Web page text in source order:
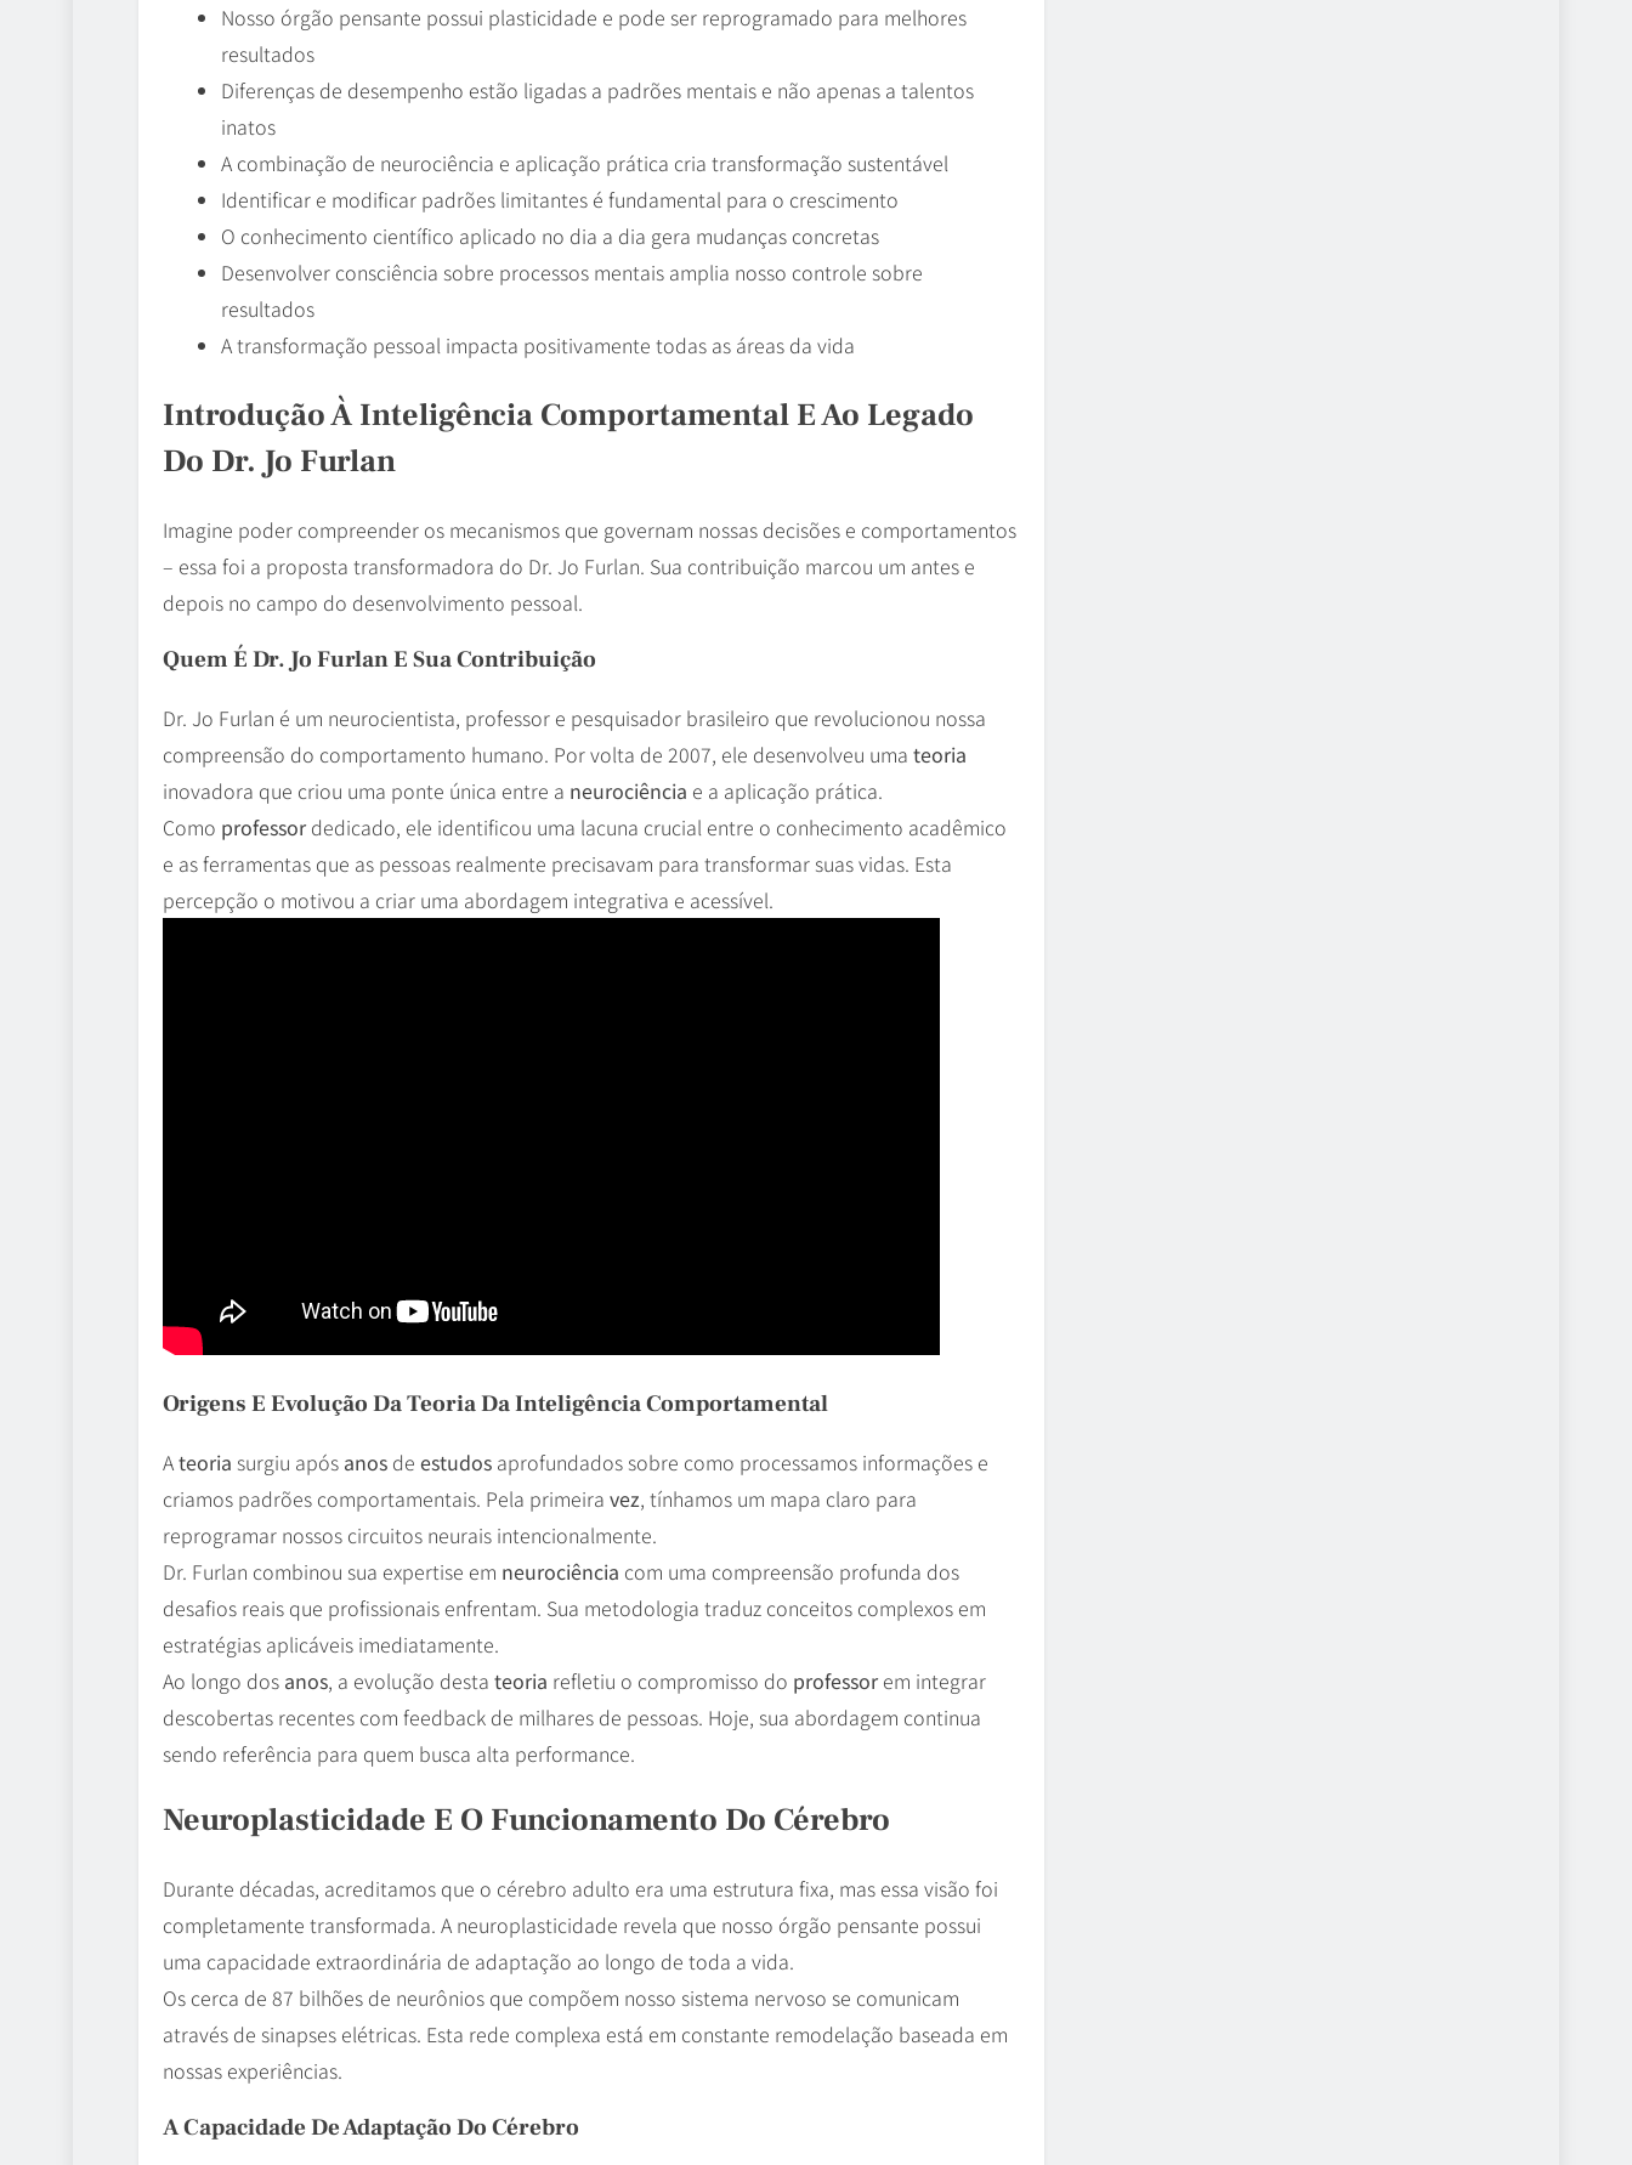
Nosso órgão pensante possui plasticidade e pode ser reprogramado para melhores
resultados
Diferenças de desempenho estão ligadas a padrões mentais e não apenas a talentos
inatos
A combinação de neurociência e aplicação prática cria transformação sustentável
Identificar e modificar padrões limitantes é fundamental para o crescimento
O conhecimento científico aplicado no dia a dia gera mudanças concretas
Desenvolver consciência sobre processos mentais amplia nosso controle sobre
resultados
A transformação pessoal impacta positivamente todas as áreas da vida
Introdução À Inteligência Comportamental E Ao Legado
Do Dr. Jo Furlan
Imagine poder compreender os mecanismos que governam nossas decisões e comportamentos
– essa foi a proposta transformadora do Dr. Jo Furlan. Sua contribuição marcou um antes e
depois no campo do desenvolvimento pessoal.
Quem É Dr. Jo Furlan E Sua Contribuição
Dr. Jo Furlan é um neurocientista, professor e pesquisador brasileiro que revolucionou nossa
compreensão do comportamento humano. Por volta de 2007, ele desenvolveu uma teoria
inovadora que criou uma ponte única entre a neurociência e a aplicação prática.
Como professordedicado, ele identificou uma lacuna crucial entre o conhecimento acadêmico
e as ferramentas que as pessoas realmente precisavam para transformar suas vidas. Esta
percepção o motivou a criar uma abordagem integrativa e acessível.
Origens E Evolução Da Teoria Da Inteligência Comportamental
Ateoria surgiu após anos de estudos aprofundados sobre como processamos informações e
criamos padrões comportamentais. Pela primeira vez, tínhamos um mapa claro para
reprogramar nossos circuitos neurais intencionalmente.
Dr. Furlan combinou sua expertise em neurociência com uma compreensão profunda dos
desafios reais que profissionais enfrentam. Sua metodologia traduz conceitos complexos em
estratégias aplicáveis imediatamente.
Ao longo dos anos, a evolução desta teoria refletiu o compromisso do professorem integrar
descobertas recentes com feedback de milhares de pessoas. Hoje, sua abordagem continua
sendo referência para quem busca alta performance.
Neuroplasticidade E O Funcionamento Do Cérebro
Durante décadas, acreditamos que o cérebro adulto era uma estrutura fixa, mas essa visão foi
completamente transformada. A neuroplasticidade revela que nosso órgão pensante possui
uma capacidade extraordinária de adaptação ao longo de toda a vida.
Os cerca de 87 bilhões de neurônios que compõem nosso sistema nervoso se comunicam
através de sinapses elétricas. Esta rede complexa está em constante remodelação baseada em
nossas experiências.
A Capacidade De Adaptação Do Cérebro